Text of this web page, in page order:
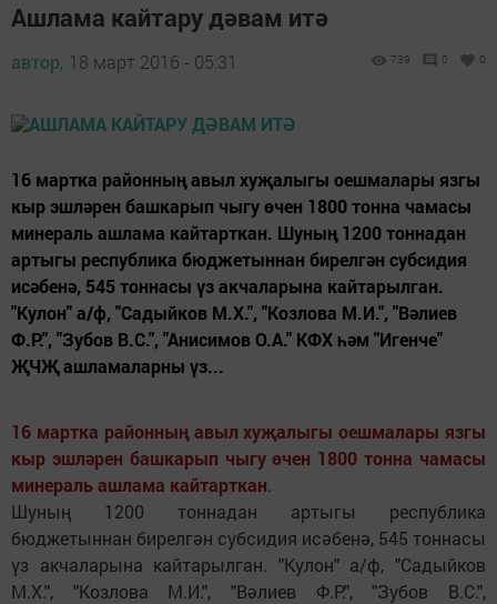
Ашлама кайтару дәвам итә
автор, 18 март 2016 - 05:31 739 0 0
16 мартка районның авыл хуҗалыгы оешмалары язгы
кыр эшләрен башкарып чыгу өчен 1800 тонна чамасы
минераль ашлама кайтарткан. Шуның 1200 тоннадан
артыгы республика бюджетыннан бирелгән субсидия
исәбенә, 545 тоннасы үз акчаларына кайтарылган.
"Кулон" а/ф, "Садыйков М.Х.", "Козлова М.И.", "Вәлиев
Ф.Р.", "Зубов В.С.", "Анисимов О.А." КФХ һәм "Игенче"
ҖЧҖ ашламаларны үз...
16 мартка районның авыл хуҗалыгы оешмалары язгы
кыр эшләрен башкарып чыгу өчен 1800 тонна чамасы
минераль ашлама кайтарткан.
Шуның 1200 тоннадан артыгы республика
бюджетыннан бирелгән субсидия исәбенә, 545 тоннасы
үз акчаларына кайтарылган. "Кулон" а/ф, "Садыйков
М.Х.", "Козлова М.И.", "Вәлиев Ф.Р.", "Зубов В.С.",